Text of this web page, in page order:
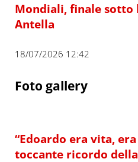
Mondiali, finale sotto
Antella
18/07/2026 12:42
Foto gallery
“Edoardo era vita,
toccante ricordo